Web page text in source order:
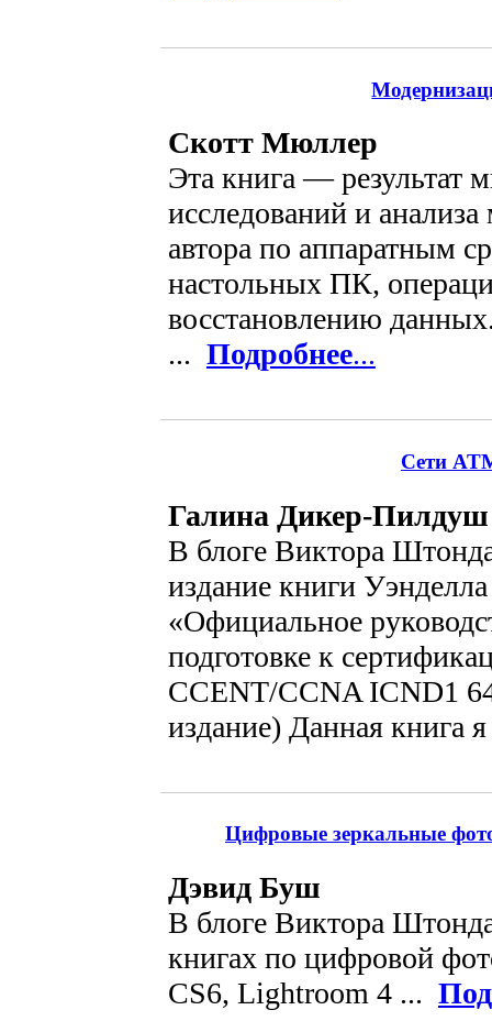
Скотт Мюллер
Эта книга — результат
исследований и
автора по аппаратным
настольных ПК,
восстановлению
... Подробнее...
Сети
Галина Дикер-Пилдуш
В блоге Виктора
издание книги
«Официальное
подготовке к
CCENT/CCNA ICND1
издание) Данная книга
Цифровые зеркальные
Дэвид Буш
В блоге Виктора
книгах по цифровой
CS6, Lightroom 4 ...